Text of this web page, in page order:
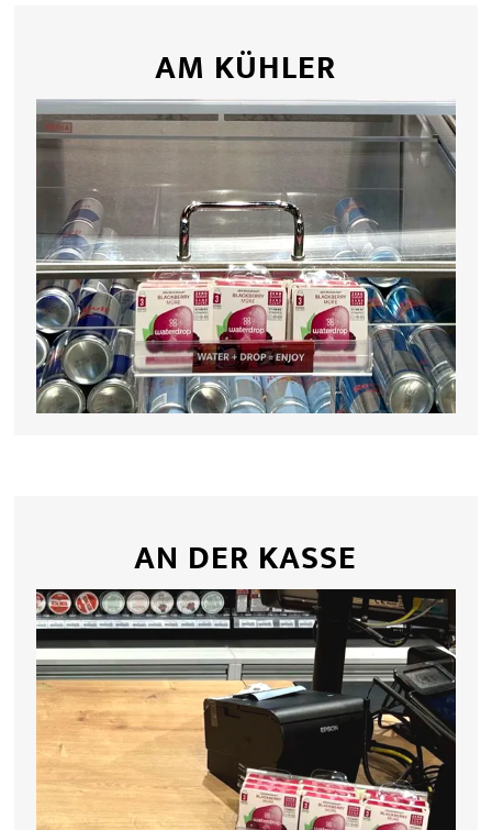
AM KÜHLER
AN DER KASSE